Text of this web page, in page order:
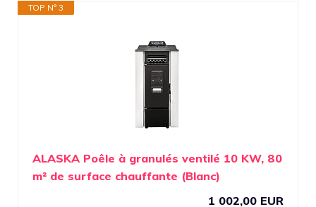
TOP N° 3
ALASKA Poêle à granulés ventilé 10 KW, 80
m² de surface chauffante (Blanc)
1 002,00 EUR